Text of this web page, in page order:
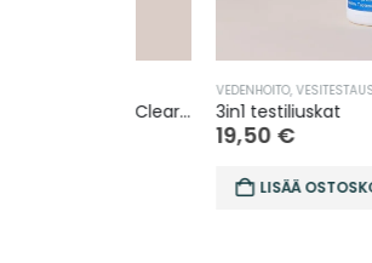
VESITESTAUS
3in1 testiliuskat
LISÄÄ OSTOSKORIIN